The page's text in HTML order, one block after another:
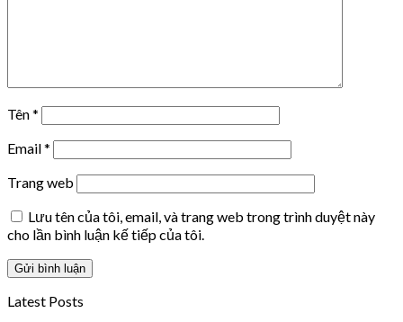
Tên*
Email*
Trang web
Lưu tên của tôi, email, và trang web trong trình duyệt này
cho lần bình luận kế tiếp của tôi.
Latest Posts